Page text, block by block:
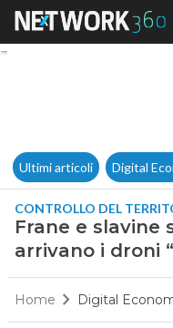
Ultimi articoli Digital
CONTROLLO DEL
Frane e
arrivano i droni
Home Digital